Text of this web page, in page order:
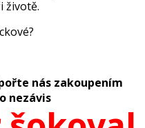
životě.
nás zakoupením
nezávis